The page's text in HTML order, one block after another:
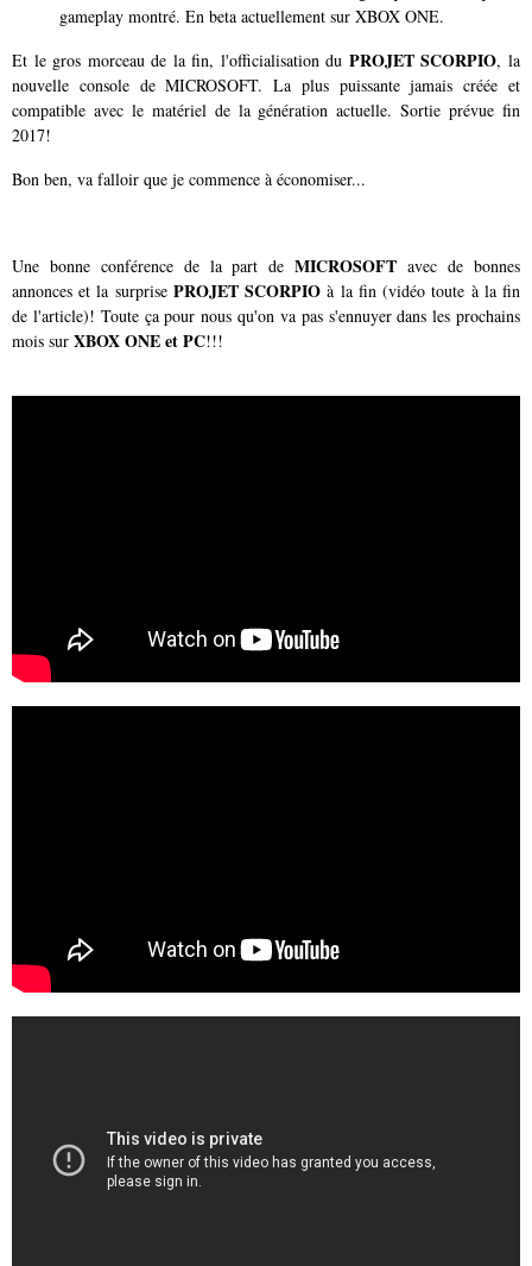
gameplay montré. En beta actuellement sur XBOX ONE.
Et le gros morceau de la fin, l'officialisation du PROJET SCORPIO, la
nouvelle console de MICROSOFT. La plus puissante jamais créée et
compatible avec le matériel de la génération actuelle. Sortie prévue fin
2017!
Bon ben, va falloir que je commence à économiser...
Une bonne conférence de la part deMICROSOFT avec de bonnes
annonces et la surprise PROJET SCORPIO à la fin (vidéo toute à la fin
de l'article)! Toute ça pour nous qu'on va pas s'ennuyer dans les prochains
mois sur XBOX ONE et PC!!!